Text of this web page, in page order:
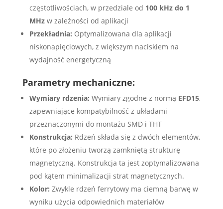
częstotliwościach, w przedziale od 100 kHz do 1
MHzw zależności od aplikacji
Przekładnia: Optymalizowana dla aplikacji
niskonapięciowych, z większym naciskiem na
wydajność energetyczną
Parametry mechaniczne:
Wymiary rdzenia: Wymiary zgodne z normą EFD15,
zapewniające kompatybilność z układami
przeznaczonymi do montażu SMD i THT
Konstrukcja: Rdzeń składa się z dwóch elementów,
które po złożeniu tworzą zamkniętą strukturę
magnetyczną. Konstrukcja ta jest zoptymalizowana
pod kątem minimalizacji strat magnetycznych.
Kolor: Zwykle rdzeń ferrytowy ma ciemną barwę w
wyniku użycia odpowiednich materiałów